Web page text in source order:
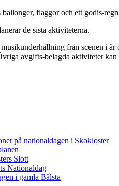
flaggor och ett godis-
de sista aktiviteterna.
från scenen i
avgifts-belagda aktiviteter kan
på nationaldagen i Skokloster
Slott
Nationaldag
i gamla Bålsta